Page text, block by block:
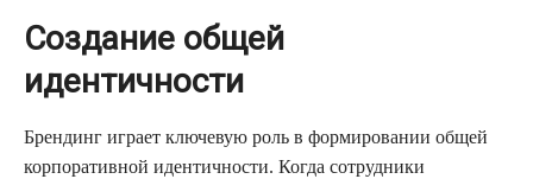
Создание общей
идентичности
Брендинг играет ключевую роль в формировании общей
корпоративной идентичности. Когда сотрудники